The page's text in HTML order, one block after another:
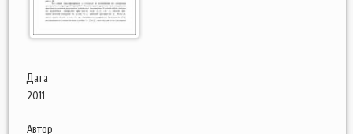
Дата
2011
Автор